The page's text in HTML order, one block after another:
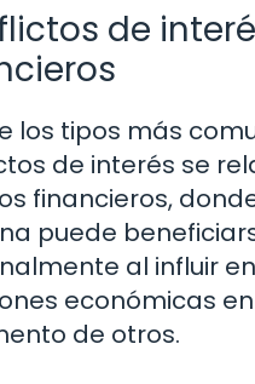
de
los tipos más
de interés se
financieros,
puede
al influir en
económicas en
de otros.